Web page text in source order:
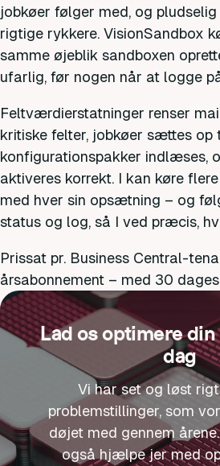
jobkøer følger med, og
rigtige rykkere. VisionSandbox
samme øjeblik sandboxen
ufarlig, før nogen når at logge
Feltværdierstatninger renser
kritiske felter, jobkøer sættes op
konfigurationspakker indlæses,
aktiveres korrekt. I kan køre
med hver sin opsætning – og
status og log, så I ved præcis,
Prissat pr. Business Central-
årsabonnement – med 30
Lad os optimere
dag
Vi har set og løst
problemstillinger, som
døjet med gennem
også hjælpe jer med